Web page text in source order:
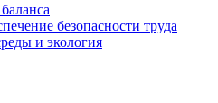
безопасности труда
и экология